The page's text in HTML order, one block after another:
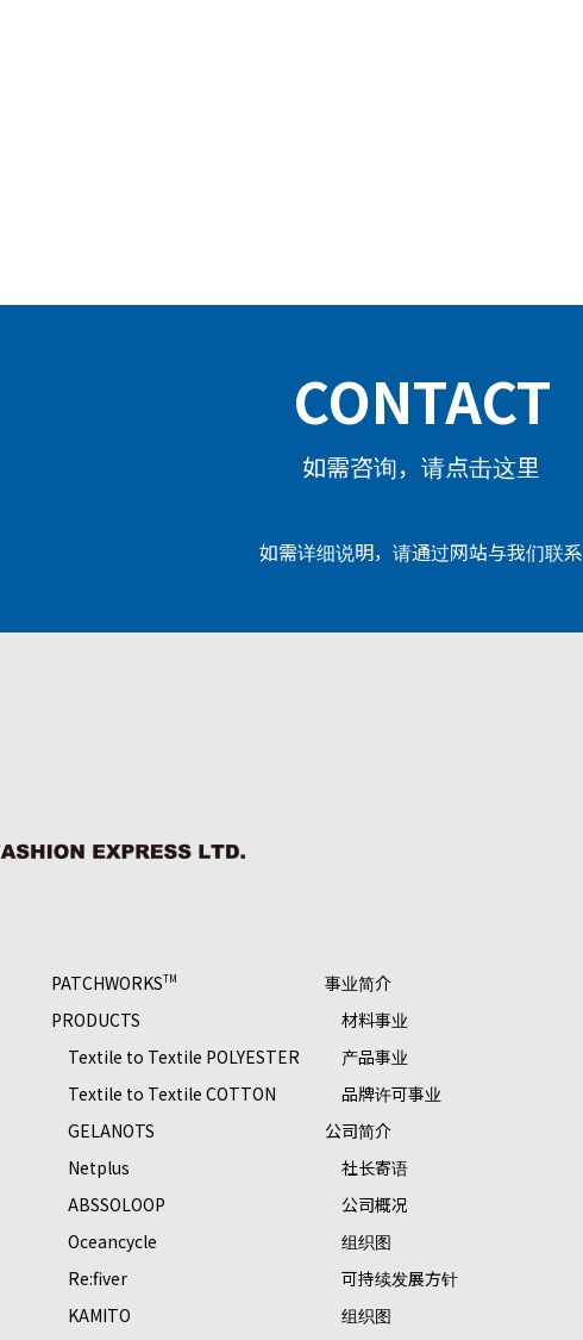
CONTACT
如需咨询，请点击这里
如需详细说明，请通过网站与我们联系
PATCHWORKSTM
PRODUCTS
Textile to Textile POLYESTER
Textile to Textile COTTON
GELANOTS
Netplus
ABSSOLOOP
Oceancycle
Re:ﬁver
KAMITO
事业简介
材料事业
产品事业
品牌许可事业
公司简介
社长寄语
公司概况
组织图
可持续发展方针
组织图